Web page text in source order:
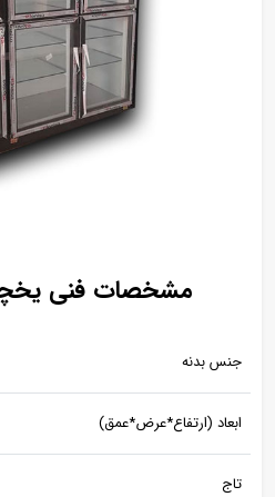
مشخصات فنی
جنس بدنه
ابعاد (ارتفاع*عرض*عمق)
تاج